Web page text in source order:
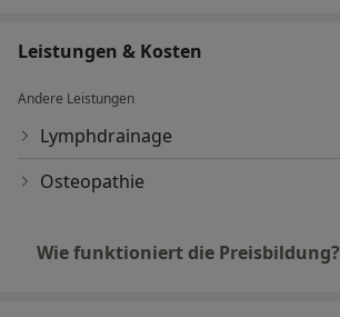
Leistungen & Kosten
Andere Leistungen
Lymphdrainage
Osteopathie
Wie funktioniert die Preisbildung?